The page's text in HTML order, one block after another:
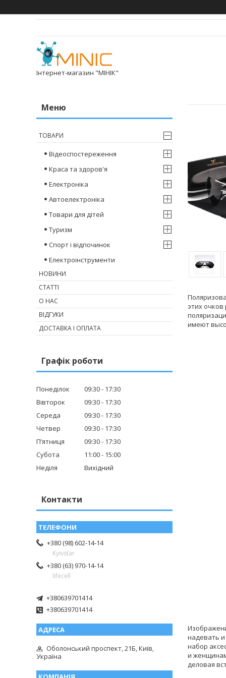
Інтернет-магазин "МІНІК"
этих
имеют
надевать
набор
и
деловая
ТОВАРИ
Відеоспостереження
Краса та здоров'я
Електроніка
Автоелектроніка
Товари для дітей
Туризм
Спорт і відпочинок
Електроінструменти
НОВИНИ
СТАТТІ
О НАС
ВІДГУКИ
ДОСТАВКА І ОПЛАТА
Графік роботи
Понеділок 09:30
17:30
Вівторок
09:30
17:30
Середа
09:30
17:30
Четвер
09:30
17:30
Пʼятниця
09:30
17:30
Субота
11:00
15:00
Неділя
Вихідний
Контакти
+380 (98) 602-14-14
Kyivstar
+380 (63) 970-14-14
lifecell
+380639701414
+380639701414
Оболонський проспект, 21Б, Київ,
Україна